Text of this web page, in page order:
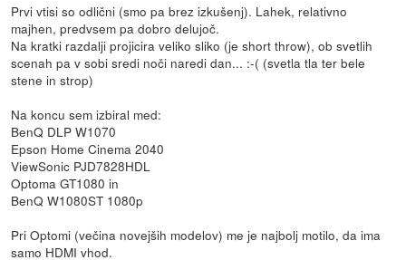
Prvi vtisi so odlični (smo pa brez izkušenj). Lahek, relativno
majhen, predvsem pa dobro delujoč.
Na kratki razdalji projicira veliko sliko (je short throw), ob svetlih
scenah pa v sobi sredi noči naredi dan... :-( (svetla tla ter bele
stene in strop)
Na koncu sem izbiral med:
BenQ DLP W1070
Epson Home Cinema 2040
ViewSonic PJD7828HDL
Optoma GT1080 in
BenQ W1080ST 1080p
Pri Optomi (večina novejših modelov) me je najbolj motilo, da ima
samo HDMI vhod.